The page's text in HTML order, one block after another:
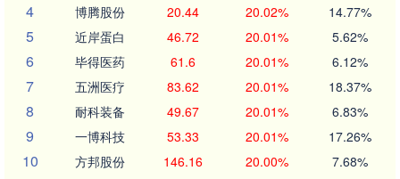
4 博腾股份 20.44 20.02% 14.77%
5 近岸蛋白 46.72 20.01% 5.62%
6 毕得医药 61.6 20.01% 6.12%
7 五洲医疗 83.62 20.01% 18.37%
8 耐科装备 49.67 20.01% 6.83%
9 一博科技 53.33 20.01% 17.26%
10 方邦股份 146.16 20.00% 7.68%